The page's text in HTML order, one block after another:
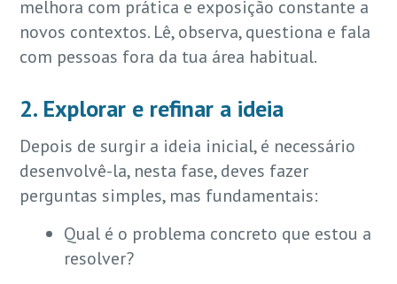
melhora com prática e exposição constante a
novos contextos. Lê, observa, questiona e fala
com pessoas fora da tua área habitual.
2. Explorar e refinar a ideia
Depois de surgir a ideia inicial, é necessário
desenvolvê-la, nesta fase, deves fazer
perguntas simples, mas fundamentais:
Qual é o problema concreto que estou a
resolver?